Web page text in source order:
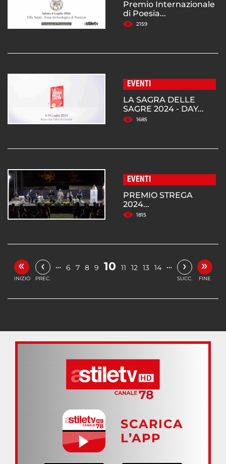
Premio Internazionale
di Poesia...
2159
EVENTI
LA SAGRA DELLE
SAGRE 2024 - DAY...
1685
EVENTI
PREMIO STREGA
2024...
1815
«
INIZIO
‹
PREC.
… 6 7 8 9 10 11 12 13 14 … ›
SUCC.
»
FINE
SCARICA
L’APP